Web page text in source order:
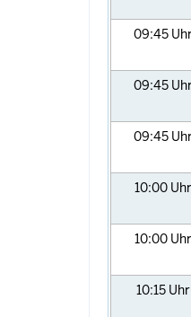
09:45
09:45
09:45
10:00 Uhr
10:00 Uhr
10:15 Uhr